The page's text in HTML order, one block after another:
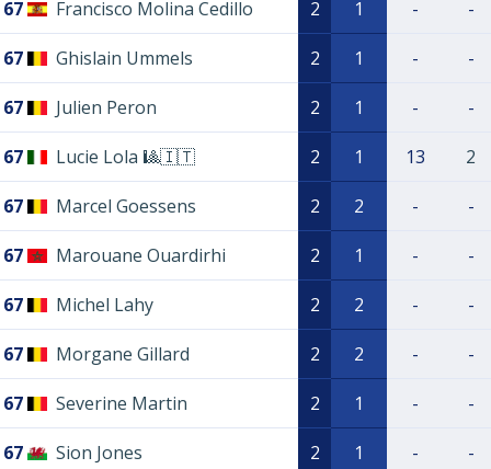
67 Francisco Molina Cedillo 2 1 - -
67 Ghislain Ummels 2 1 - -
67 Julien Peron 2 1 - -
67 Lucie Lola 🎱🇮🇹 2 1 13 2
67 Marcel Goessens 2 2 - -
67 Marouane Ouardirhi 2 1 - -
67 Michel Lahy 2 2 - -
67 Morgane Gillard 2 2 - -
67 Severine Martin 2 1 - -
67 Sion Jones 2 1 - -